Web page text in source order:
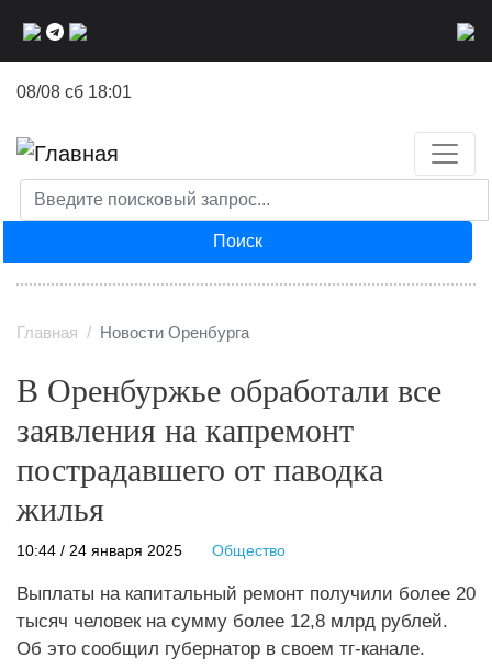
08/08 сб 18:01
Поиск
Главная Новости Оренбурга
В Оренбуржье обработали все
заявления на капремонт
пострадавшего от паводка
жилья
10:44 / 24 января 2025 Общество
Выплаты на капитальный ремонт получили более 20
тысяч человек на сумму более 12,8 млрд рублей.
Об это сообщил губернатор в своем тг-канале.